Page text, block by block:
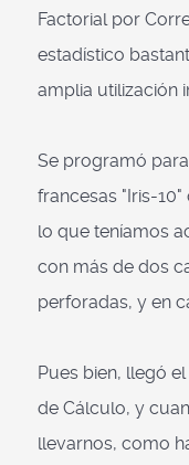
Factorial por
estadístico
amplia utilización
Se programó
francesas "Iris-
lo que teníamos
con más de dos
perforadas, y en
Pues bien, llegó
de Cálculo, y
llevarnos, como